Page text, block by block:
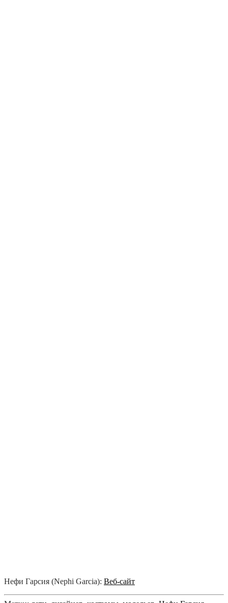
Нефи Гарсия (Nephi Garcia): Веб-сайт